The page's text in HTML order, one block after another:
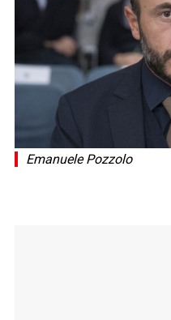
Emanuele Pozzolo